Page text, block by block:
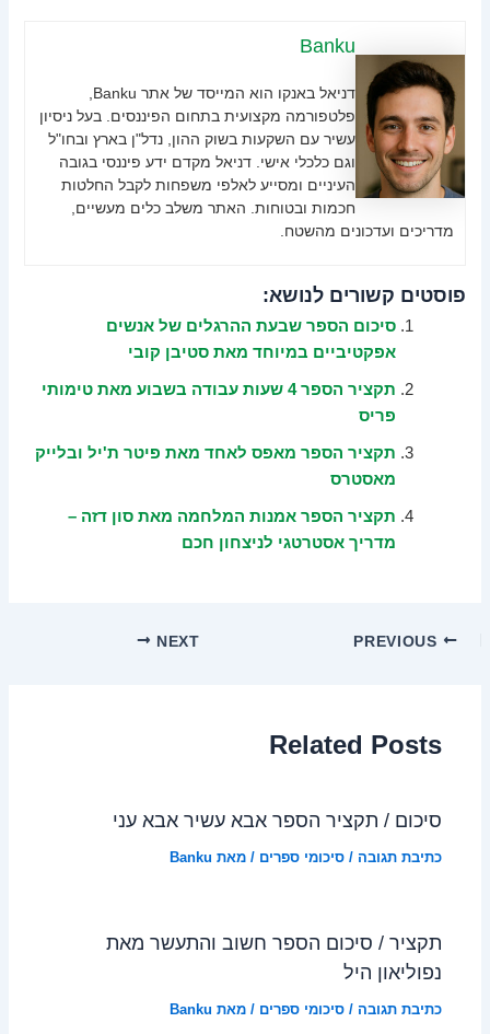
Banku
פלטפורמה מקצועית בתחום הפיננסים. בעל ניסיון
עשיר עם השקעות בשוק ההון, נדל"ן בארץ ובחו"ל
וגם כלכלי אישי. דניאל מקדם ידע פיננסי בגובה
העיניים ומסייע לאלפי משפחות לקבל החלטות
חכמות ובטוחות. האתר משלב כלים מעשיים,
מדריכים ועדכונים מהשטח.
פוסטים קשורים לנושא:
סיכום הספר שבעת ההרגלים של אנשים
אפקטיביים במיוחד מאת סטיבן קובי
תקציר הספר 4 שעות עבודה בשבוע מאת טימותי
פריס
תקציר הספר מאפס לאחד מאת פיטר ת'יל ובלייק
מאסטרס
תקציר הספר אמנות המלחמה מאת סון דזה –
מדריך אסטרטגי לניצחון חכם
NEXT
Related Posts
סיכום / תקציר הספר אבא עשיר אבא עני
כתיבת תגובה /סיכומי ספרים / מאת Banku
תקציר / סיכום הספר חשוב והתעשר מאת
נפוליאון היל
כתיבת תגובה /סיכומי ספרים / מאת Banku